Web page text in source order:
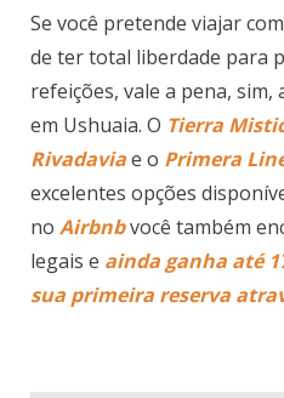
Se você pretende viajar
de ter total liberdade para
refeições, vale a pena,
em Ushuaia. O Tierra
Rivadaviae o Primera
excelentes opções
no Airbnbvocê também
legais e ainda ganha até
sua primeira reserva